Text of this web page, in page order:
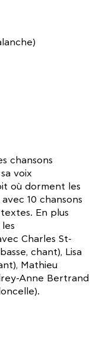
chansons
voix
où dorment les
10 chansons
En plus
Charles St-
chant), Lisa
Mathieu
Anne Bertrand